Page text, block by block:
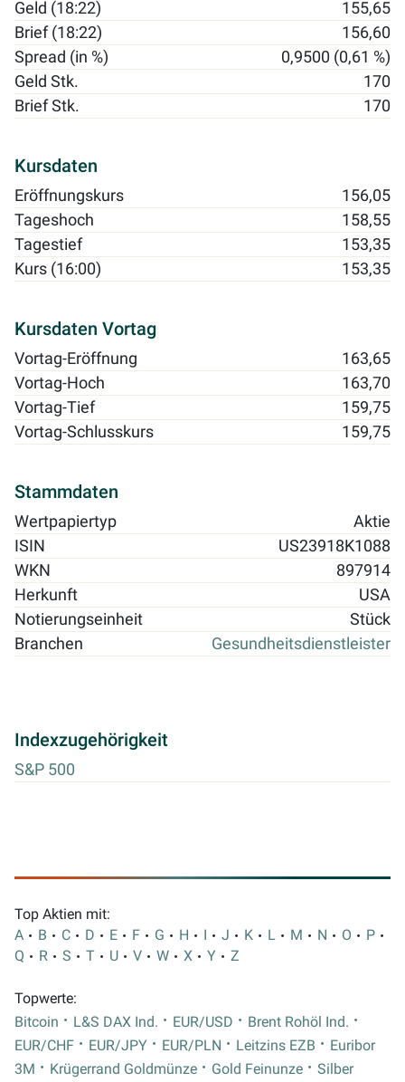
Geld (18:22)
155,65
Brief (18:22)
156,60
Spread (in %)
0,9500 (0,61 %)
Geld Stk.
170
Brief Stk.
170
Kursdaten
Eröffnungskurs
156,05
Tageshoch
158,55
Tagestief
153,35
Kurs (16:00)
153,35
Kursdaten Vortag
Vortag-Eröffnung
163,65
Vortag-Hoch
163,70
Vortag-Tief
159,75
Vortag-Schlusskurs
159,75
Stammdaten
Wertpapiertyp
Aktie
ISIN
US23918K1088
WKN
897914
Herkunft
USA
Notierungseinheit
Stück
Branchen
Gesundheitsdienstleister
Indexzugehörigkeit
S&P 500
Top Aktien mit:
A
B C D E F G H I J K L M N O
P
Q
R S T U V W X Y Z
Topwerte:
Bitcoin
L&S DAX Ind. EUR/USD
Brent Rohöl Ind.
EUR/CHF
EUR/JPY EUR/PLN Leitzins EZB
Euribor
3M
Krügerrand Goldmünze Gold Feinunze Silber